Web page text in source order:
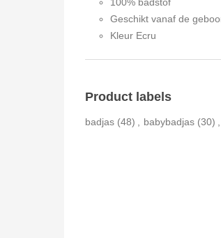
Geschikt vanaf de
Kleur Ecru
Product labels
badjas (48) babybadjas (30)